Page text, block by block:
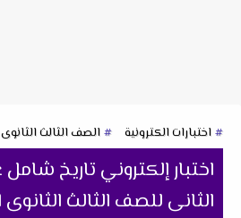
اختبارات الكترونية الصف الثالث الثانوى
اختبار إلكتروني تاريخ
الثانى للصف الثالث الثانوى